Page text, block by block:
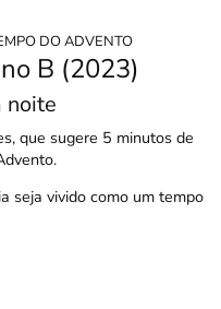
DO ADVENTO
B (2023)
noite
que sugere 5 minutos de
seja vivido como um tempo